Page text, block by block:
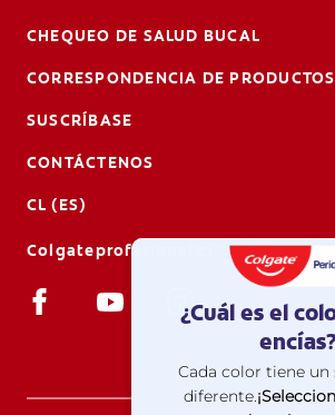
CHEQUEO DE SALUD BUCAL
CORRESPONDENCIA DE PRODUCTOS
SUSCRÍBASE
CONTÁCTENOS
CL (ES)
Colgateprofesional.cl